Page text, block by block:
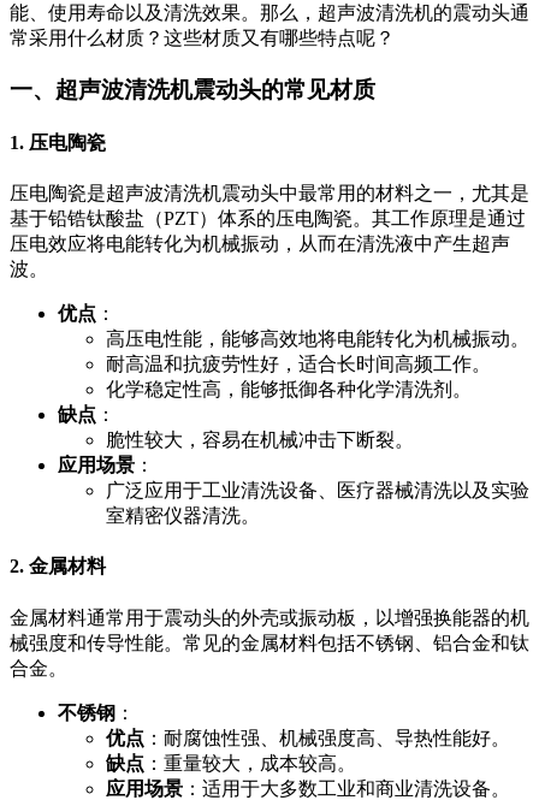
能、使用寿命以及清洗效果。那么，超声波清洗机的震动头通
常采用什么材质？这些材质又有哪些特点呢？
一、超声波清洗机震动头的常见材质
1. 压电陶瓷
压电陶瓷是超声波清洗机震动头中最常用的材料之一，尤其是
基于铅锆钛酸盐（PZT）体系的压电陶瓷。其工作原理是通过
压电效应将电能转化为机械振动，从而在清洗液中产生超声
波。
优点 ：
高压电性能，能够高效地将电能转化为机械振动。
耐高温和抗疲劳性好，适合长时间高频工作。
化学稳定性高，能够抵御各种化学清洗剂。
缺点 ：
脆性较大，容易在机械冲击下断裂。
应用场景 ：
广泛应用于工业清洗设备、医疗器械清洗以及实验
室精密仪器清洗。
2. 金属材料
金属材料通常用于震动头的外壳或振动板，以增强换能器的机
械强度和传导性能。常见的金属材料包括不锈钢、铝合金和钛
合金。
不锈钢 ：
优点 ：耐腐蚀性强、机械强度高、导热性能好。
缺点 ：重量较大，成本较高。
应用场景 ：适用于大多数工业和商业清洗设备。